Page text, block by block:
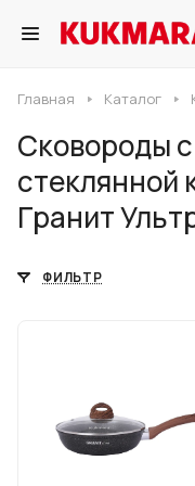
Главная Каталог
Сковороды
стеклянной
Гранит
ФИЛЬТР